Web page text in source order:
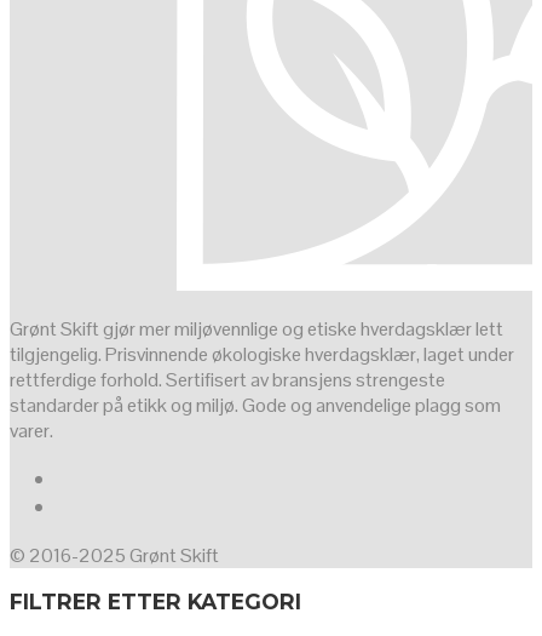
Grønt Skift gjør mer miljøvennlige og etiske hverdagsklær lett
tilgjengelig. Prisvinnende økologiske hverdagsklær, laget under
rettferdige forhold. Sertifisert av bransjens strengeste
standarder på etikk og miljø. Gode og anvendelige plagg som
varer.
© 2016-2025 Grønt Skift
FILTRER ETTER KATEGORI